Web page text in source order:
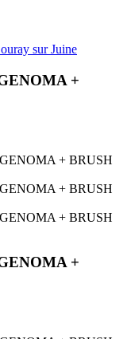
sur Juine
+
+ BRUSH
+ BRUSH
+ BRUSH
+